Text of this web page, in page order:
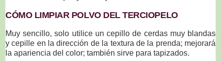
CÓMO LIMPIAR POLVO DEL TERCIOPELO
Muy sencillo, solo utilice un cepillo de cerdas muy blandas
y cepille en la dirección de la textura de la prenda; mejorará
la apariencia del color; también sirve para tapizados.